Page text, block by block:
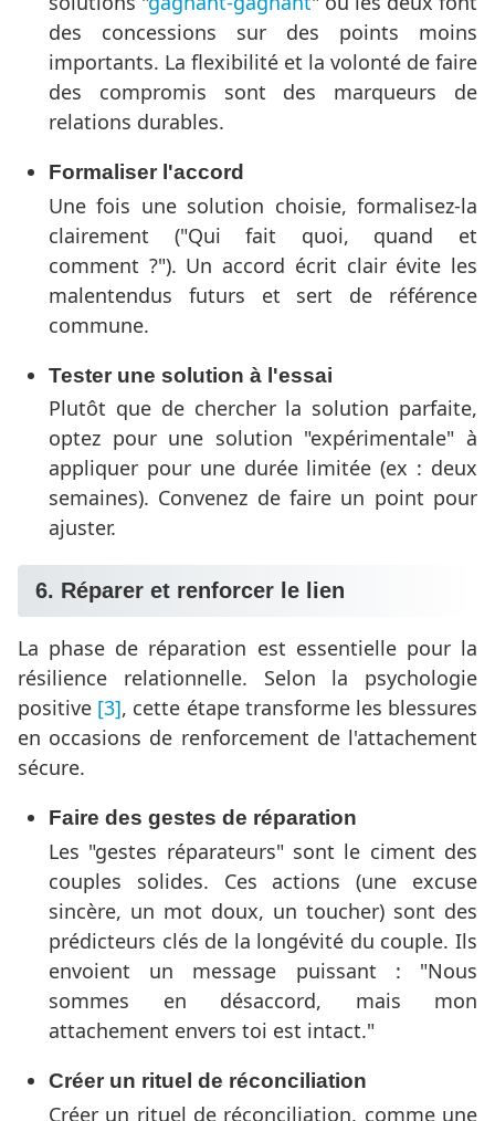
des concessions sur des points moins
importants. La flexibilité et la volonté de faire
des compromis sont des marqueurs de
relations durables.
Formaliser l'accord
Une fois une solution choisie, formalisez-la
clairement ("Qui fait quoi, quand et
comment ?"). Un accord écrit clair évite les
malentendus futurs et sert de référence
commune.
Tester une solution à l'essai
Plutôt que de chercher la solution parfaite,
optez pour une solution "expérimentale" à
appliquer pour une durée limitée (ex : deux
semaines). Convenez de faire un point pour
ajuster.
6. Réparer et renforcer le lien
La phase de réparation est essentielle pour la
résilience relationnelle. Selon la psychologie
positive [3], cette étape transforme les blessures
en occasions de renforcement de l'attachement
sécure.
Faire des gestes de réparation
Les "gestes réparateurs" sont le ciment des
couples solides. Ces actions (une excuse
sincère, un mot doux, un toucher) sont des
prédicteurs clés de la longévité du couple. Ils
envoient un message puissant : "Nous
sommes en désaccord, mais mon
attachement envers toi est intact."
Créer un rituel de réconciliation
Créer un rituel de réconciliation, comme une